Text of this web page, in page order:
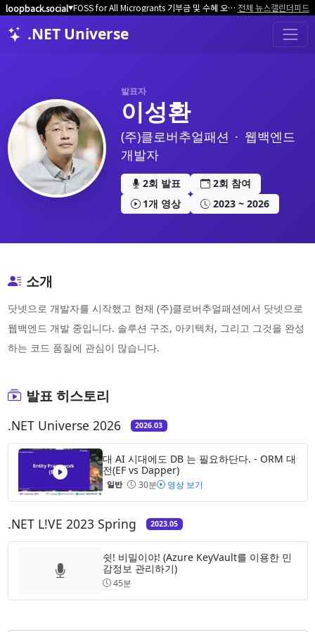
loopback.social▼ FOSS for All Microgrants 기부금 및 수혜 오픈소스 프로젝트/커뮤니티 모집 전체 뉴스캘린더피드
.NET Universe
발표자
이성환
(주)클로버추얼패션 · 웹백엔드
개발자
2회 발표
2회 참여
1개 영상
2023 ~ 2026
소개
닷넷으로 개발자를 시작했고 현재 (주)클로버추얼패션에서 닷넷으로
웹백엔드 개발 중입니다. 솔루션 구조, 아키텍처, 그리고 그것을 완성
하는 코드 품질에 관심이 많습니다.
발표 히스토리
.NET Universe 2026 2026.03
대 AI 시대에도 DB 는 필요하단다. - ORM 대
전(EF vs Dapper)
일반 30분 영상 보기
.NET L!VE 2023 Spring 2023.05
쉿! 비밀이야! (Azure KeyVault를 이용한 민
감정보 관리하기)
45분